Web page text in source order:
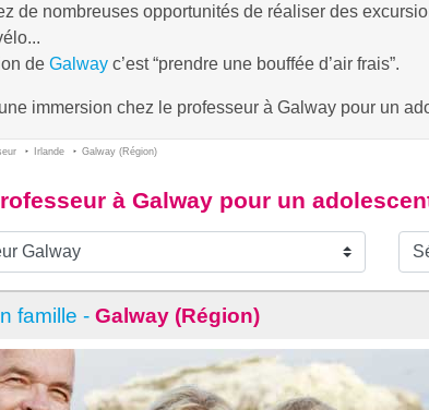
de nombreuses opportunités de réaliser des
de Galway c’est “prendre une bouffée d’air frais”.
immersion chez le professeur à Galway pour un
Irlande Galway (Région)
à Galway pour un
famille - Galway (Région)